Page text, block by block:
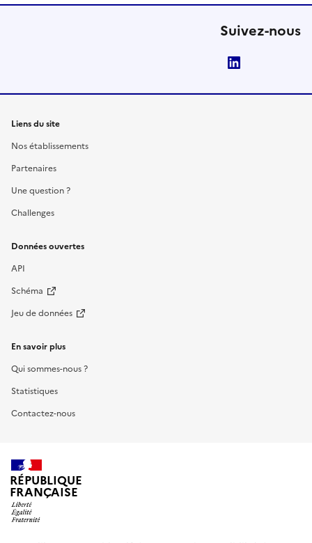
Suivez-nous
Liens du site
Nos établissements
Partenaires
Une question ?
Challenges
Données ouvertes
API
Schéma
Jeu de données
En savoir plus
Qui sommes-nous ?
Statistiques
Contactez-nous
RÉPUBLIQUE
FRANÇAISE